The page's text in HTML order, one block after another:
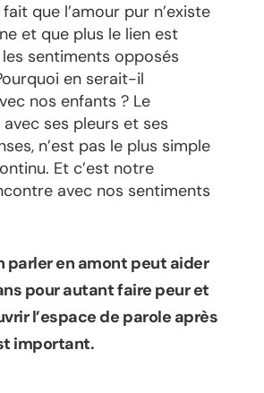
que l’amour pur n’existe
et que plus le lien est
sentiments opposés
en serait-il
nos enfants ? Le
ses pleurs et ses
n’est pas le plus simple
Et c’est notre
avec nos sentiments
parler en amont peut aider
pour autant faire peur et
l’espace de parole après
important.